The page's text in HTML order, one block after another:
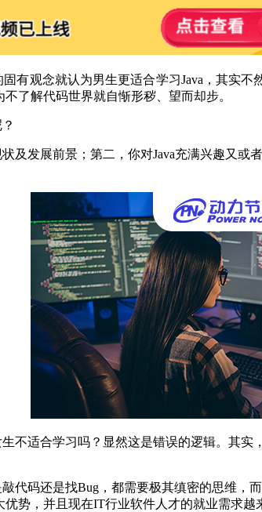
有观念就认为男生更适合学习Java，其实
了解代码世界就自惭形秽、望而却步。
及发展前景；第二，你对Java充满兴趣又
不适合学习吗？显然这是错误的逻辑。其
代码还是找Bug，都需要极其缜密的思维
势，并且现在IT行业软件人才的就业需求